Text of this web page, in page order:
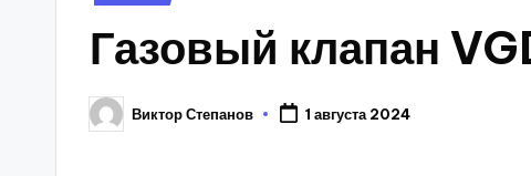
Газовый клапан
Posted
by
Виктор Степанов 1 августа 2024